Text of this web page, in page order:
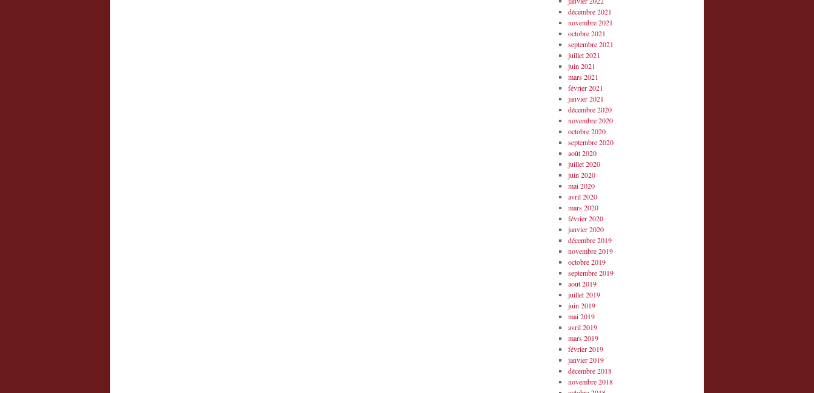
décembre 2021
novembre 2021
octobre 2021
septembre 2021
juillet 2021
juin 2021
mars 2021
février 2021
janvier 2021
décembre 2020
novembre 2020
octobre 2020
septembre 2020
août 2020
juillet 2020
juin 2020
mai 2020
avril 2020
mars 2020
février 2020
janvier 2020
décembre 2019
novembre 2019
octobre 2019
septembre 2019
août 2019
juillet 2019
juin 2019
mai 2019
avril 2019
mars 2019
février 2019
janvier 2019
décembre 2018
novembre 2018